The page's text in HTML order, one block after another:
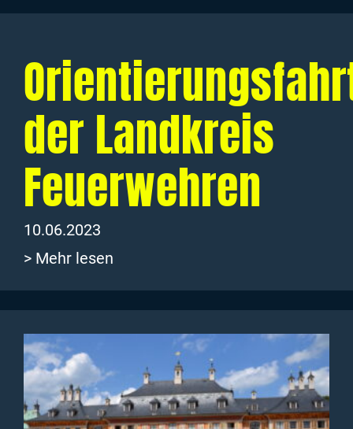
der Landkreis
Feuerwehren
10.06.2023
> Mehr lesen